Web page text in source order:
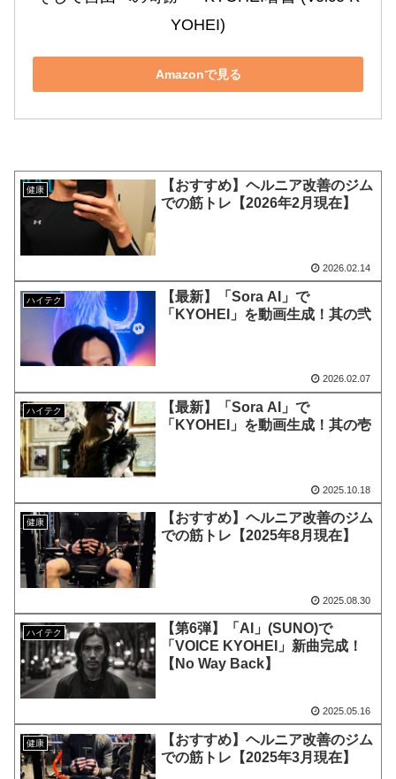
YOHEI)
Amazonで見る
健康
【おすすめ】ヘルニア改善のジム
での筋トレ【2026年2月現在】
2026.02.14
ハイテク
【最新】「Sora AI」で
「KYOHEI」を動画生成！其の弐
2026.02.07
ハイテク
【最新】「Sora AI」で
「KYOHEI」を動画生成！其の壱
2025.10.18
健康
【おすすめ】ヘルニア改善のジム
での筋トレ【2025年8月現在】
2025.08.30
ハイテク
【第6弾】「AI」(SUNO)で
「VOICE KYOHEI」新曲完成！
【No Way Back】
2025.05.16
健康
【おすすめ】ヘルニア改善のジム
での筋トレ【2025年3月現在】